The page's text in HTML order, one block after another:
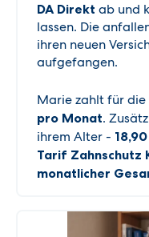
DA Direkt ab und
lassen. Die
ihren neuen
aufgefangen.
Marie zahlt für die
pro Monat.
ihrem Alter -
Tarif Zahnschutz
monatlicher